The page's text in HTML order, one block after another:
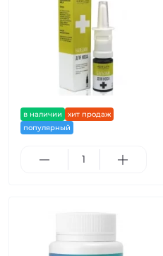
в наличии
хит продаж
популярный